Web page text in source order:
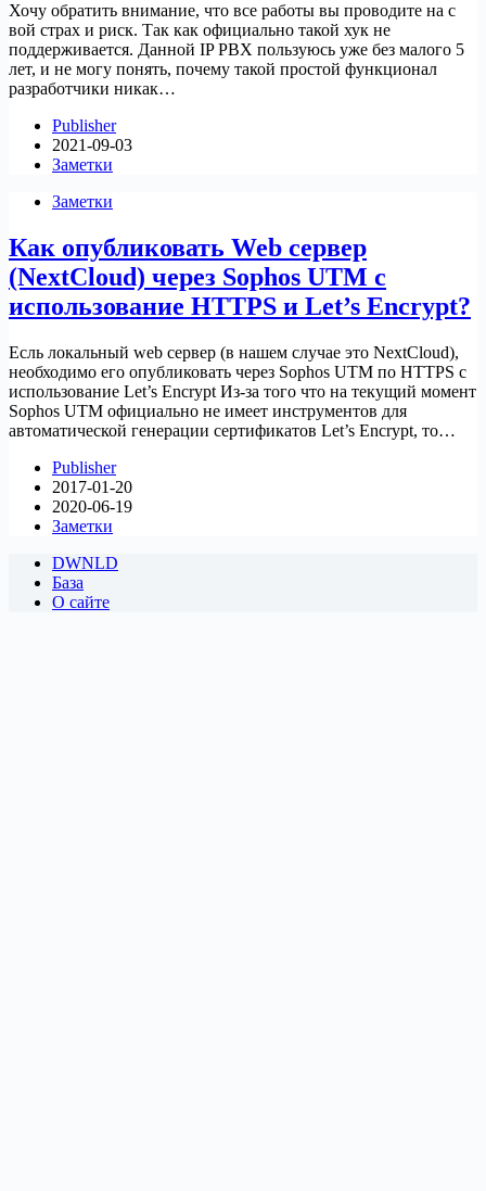
Хочу обратить внимание, что все работы вы проводите на с
вой страх и риск. Так как официально такой хук не
поддерживается. Данной IP PBX пользуюсь уже без малого 5
лет, и не могу понять, почему такой простой функционал
разработчики никак…
Publisher
2021-09-03
Заметки
Заметки
Как опубликовать Web сервер
(NextCloud) через Sophos UTM с
использование HTTPS и Let’s Encrypt?
Есль локальный web сервер (в нашем случае это NextCloud),
необходимо его опубликовать через Sophos UTM по HTTPS с
использование Let’s Encrypt Из-за того что на текущий момент
Sophos UTM официально не имеет инструментов для
автоматической генерации сертификатов Let’s Encrypt, то…
Publisher
2017-01-20
2020-06-19
Заметки
DWNLD
База
О сайте